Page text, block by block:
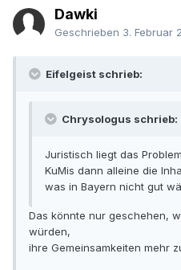
Dawki
Geschrieben 3. Februar
Eifelgeist schrieb:
Chrysologus schrieb:
Juristisch liegt das
KuMis dann alleine die
was in Bayern nicht gut
Das könnte nur geschehen,
würden,
ihre Gemeinsamkeiten mehr